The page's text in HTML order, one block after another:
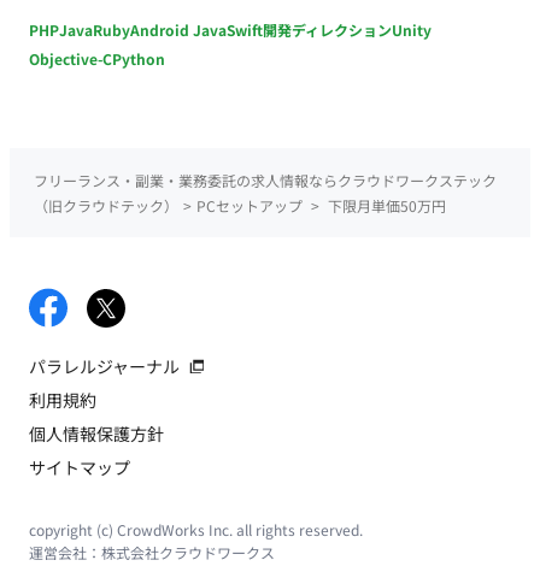
PHPJavaRubyAndroid JavaSwift開発ディレクションUnity
Objective-CPython
フリーランス・副業・業務委託の求人情報ならクラウドワークステック
（旧クラウドテック）
> PCセットアップ > 下限月単価50万円
パラレルジャーナル
利用規約
個人情報保護方針
サイトマップ
copyright (c) CrowdWorks Inc. all rights reserved.
運営会社： 株式会社クラウドワークス